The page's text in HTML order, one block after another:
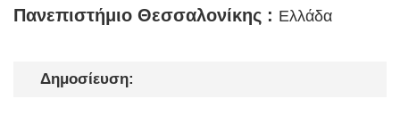
Πανεπιστήμιο Θεσσαλονίκης : Ελλάδα
Δημοσίευση: